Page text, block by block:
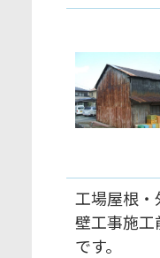
工場屋根・
壁工事施工
です。